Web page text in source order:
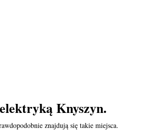
Knyszyn.
znajdują się takie miejsca.